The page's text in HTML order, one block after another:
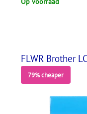
FLWR Brother
79% cheaper